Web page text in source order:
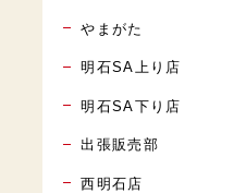
やまがた
明石SA上り店
明石SA下り店
出張販売部
西明石店